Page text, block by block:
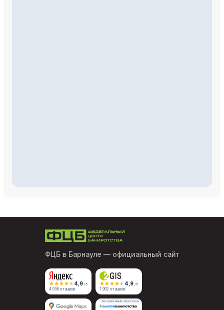
ФЦБ в Барнауле — официальный сайт
4,9 /5
4 956 отзывов
4,9 /5
1 902 отзывов
Независимый агрегатор